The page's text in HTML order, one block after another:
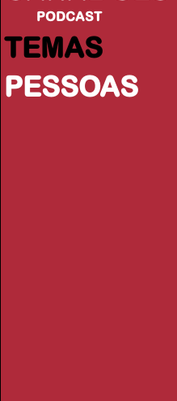
PODCAST
TEMAS
PESSOAS